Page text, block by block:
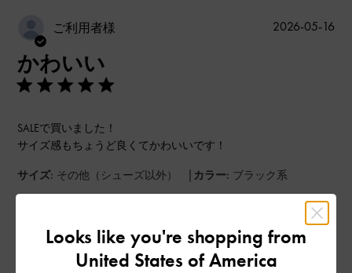
ご利用者様
かわいい
SALEで買いました！
サイズ感もちょうど良くてかわいいです！
サイズ: その他（シューズ以外） | カラー: ブラック系
良かった
公
2026-05-16
Looks like you're shopping from
United States of America